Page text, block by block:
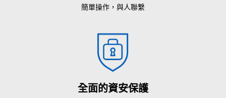
簡單操作，與人聯繫
全面的資安保護